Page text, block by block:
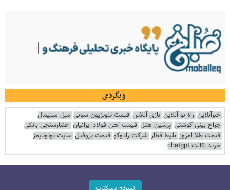
وبگردی
خبرآنلاین راه نو آنلاین بازی آنلاین قیمت تلویزیون سونی مبل مینیمال
جراح بینی گوشتی پرشین هتل قیمت آهن فولاد ایرانیان اعتبارسنجی بانکی
قیمت طلا امروز بلیط قطار شرکت رادوکو قیمت پروفیل سایت یوتوتایمز
خرید اکانت chatgpt